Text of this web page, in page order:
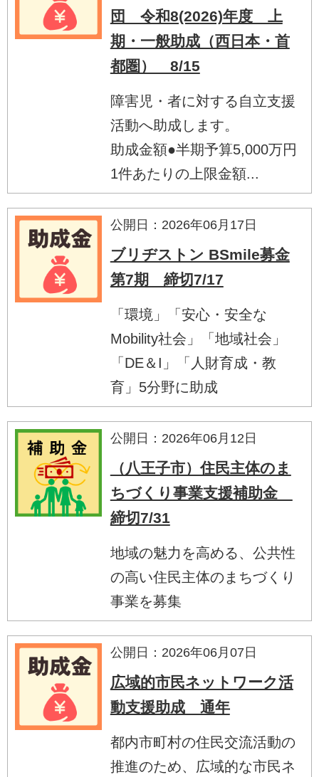
団 令和8(2026)年度 上
期・一般助成（西日本・首
都圏） 8/15
障害児・者に対する自立支援
活動へ助成します。
助成金額●半期予算5,000万円
1件あたりの上限金額...
公開日：2026年06月17日
ブリヂストン BSmile募金
第7期 締切7/17
「環境」「安心・安全な
Mobility社会」「地域社会」
「DE＆I」「人財育成・教
育」5分野に助成
公開日：2026年06月12日
（八王子市）住民主体のま
ちづくり事業支援補助金
締切7/31
地域の魅力を高める、公共性
の高い住民主体のまちづくり
事業を募集
公開日：2026年06月07日
広域的市民ネットワーク活
動支援助成 通年
都内市町村の住民交流活動の
推進のため、広域的な市民ネ